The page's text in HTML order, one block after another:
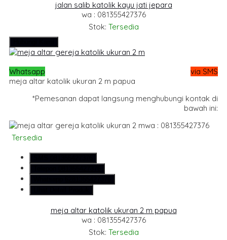
jalan salib katolik kayu jati jepara
wa : 081355427376
Stok: Tersedia
Whatsapp
via SMS
meja altar katolik ukuran 2 m papua
*Pemesanan dapat langsung menghubungi kontak di
bawah ini:
wa : 081355427376
Tersedia
meja altar katolik ukuran 2 m papua
wa : 081355427376
Stok: Tersedia